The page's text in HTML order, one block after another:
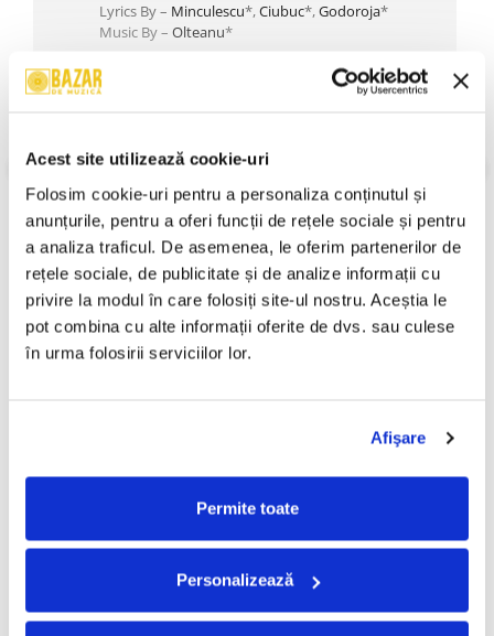
Acest site utilizează cookie-uri
Folosim cookie-uri pentru a personaliza conținutul și
anunțurile, pentru a oferi funcții de rețele sociale și pentru
a analiza traficul. De asemenea, le oferim partenerilor de
rețele sociale, de publicitate și de analize informații cu
privire la modul în care folosiți site-ul nostru. Aceștia le
pot combina cu alte informații oferite de dvs. sau culese
în urma folosirii serviciilor lor.
Afişare
Permite toate
Personalizează
Lyrics By – Minculescu*,Ciubuc*,Godoroja*
Music By – Olteanu*
Bonus Tracks
Nu Vor
Lyrics By –Minculescu*,Godoroja
Music By – Boro*,Godoroja*
5
Neluminat (Solo Baterie)
Music By –Dumitrescu*
6
Pe Ape
Music By, Lyrics By –Minculescu *
7
Floare De Iris
Stare Disc:Near Mint (NM or M-)
Stare Coperta:Near Mint (NM or M-)
Informatii conformitate produs
Review-uri(0)
-30%
Iris - The Best Of..., (CD)
-30%
Iris - The Best Of..., (CD)
ADAUGA IN COS